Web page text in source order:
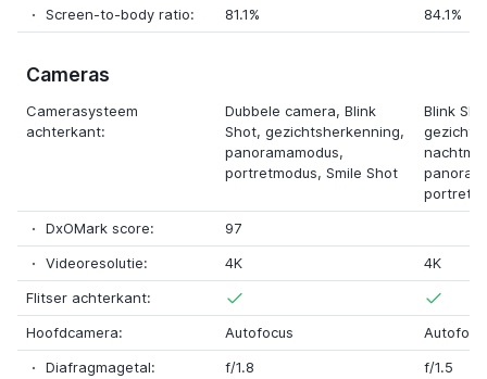
Screen-to-body ratio:
81.1% 84.1%
Cameras
Camerasysteem
achterkant:
Dubbele camera, Blink
Shot, gezichtsherkenning,
panoramamodus,
portretmodus, Smile Shot
Blink
DxOMark score:
97
Videoresolutie:
4K
4K
Flitser achterkant:
Hoofdcamera:
Autofocus
Diafragmagetal:
f/1.8
f/1.5